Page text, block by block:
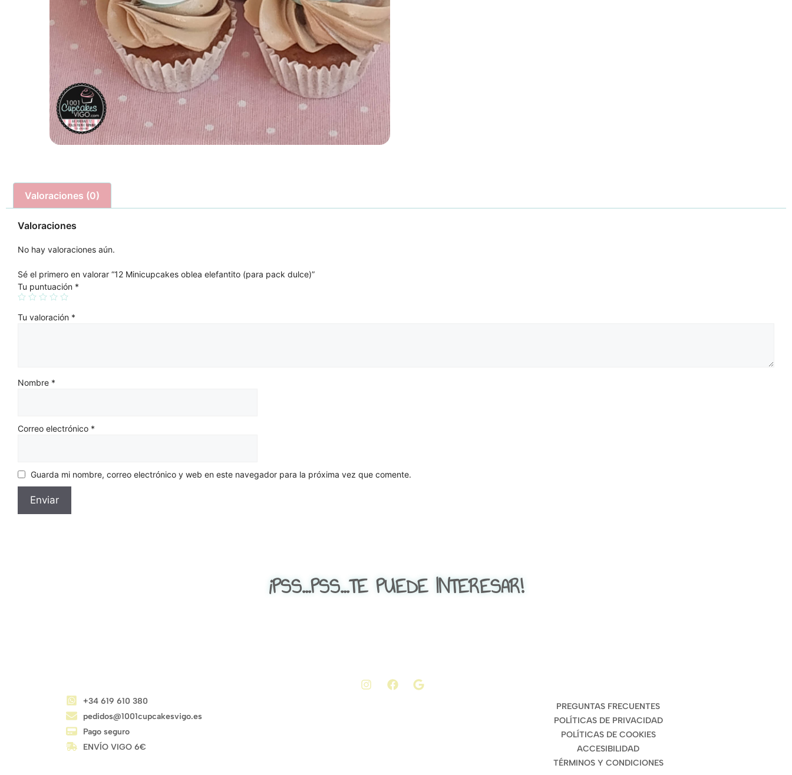
Valoraciones (0)
Valoraciones
No hay valoraciones aún.
Sé el primero en valorar “12 Minicupcakes oblea elefantito (para pack dulce)”
Tu puntuación *
Tu valoración *
Nombre *
Correo electrónico *
Guarda mi nombre, correo electrónico y web en este navegador para la próxima vez que comente.
¡PSS...PSS...TE PUEDE INTERESAR!
+34 619 610 380
pedidos@1001cupcakesvigo.es
Pago seguro
ENVÍO VIGO 6€
PREGUNTAS FRECUENTES
POLÍTICAS DE PRIVACIDAD
POLÍTICAS DE COOKIES
ACCESIBILIDAD
TÉRMINOS Y CONDICIONES